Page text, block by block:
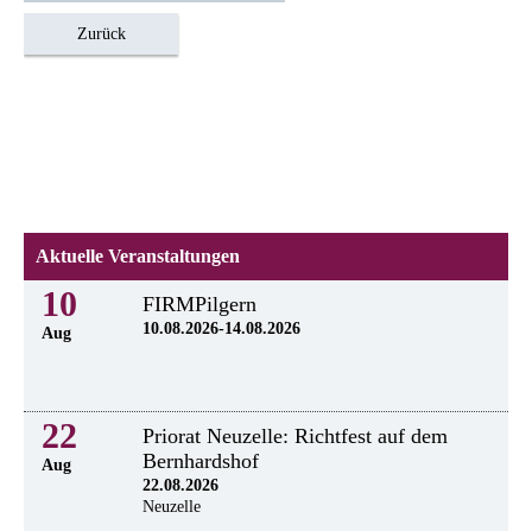
Zurück
Aktuelle Veranstaltungen
10
Aug
FIRMPilgern
10.08.2026-14.08.2026
22
Aug
Priorat Neuzelle: Richtfest auf dem
Bernhardshof
22.08.2026
Neuzelle